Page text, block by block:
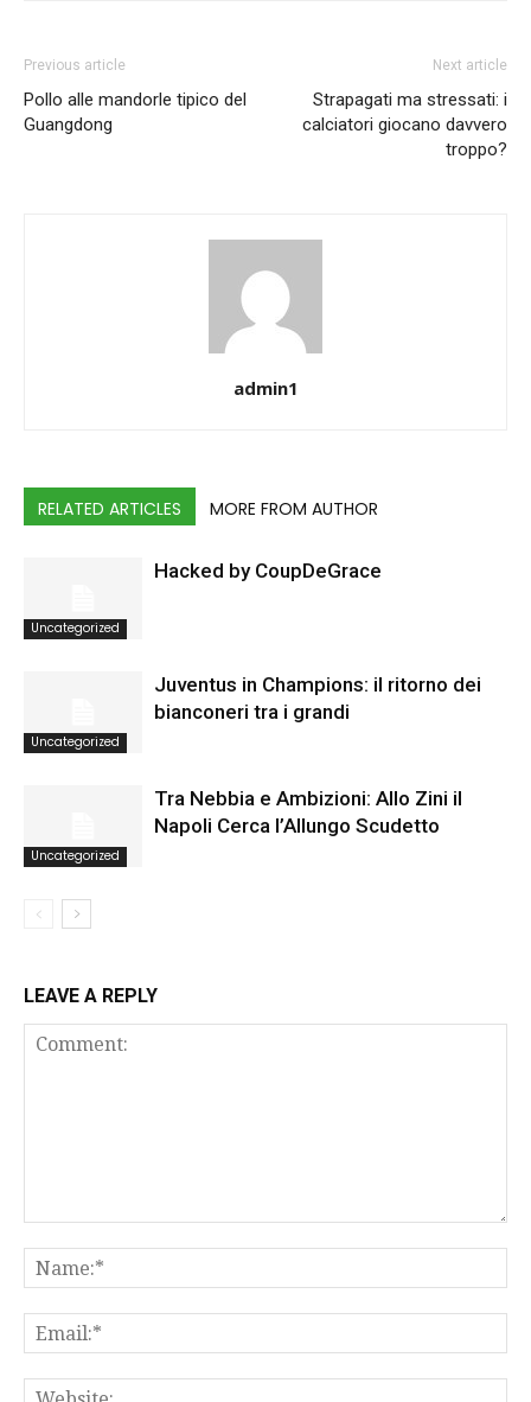
Previous article
Pollo alle mandorle tipico del
Guangdong
Next article
Strapagati ma stressati: i
calciatori giocano davvero
troppo?
admin1
RELATED ARTICLES MORE FROM AUTHOR
Uncategorized
Hacked by CoupDeGrace
Uncategorized
Juventus in Champions: il ritorno dei
bianconeri tra i grandi
Uncategorized
Tra Nebbia e Ambizioni: Allo Zini il
Napoli Cerca l’Allungo Scudetto
LEAVE A REPLY